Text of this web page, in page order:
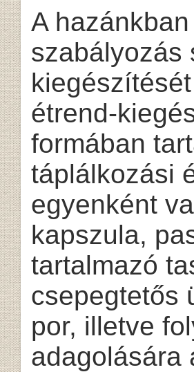
A
szabályozás
étrend-
formában
táplálkozási
egyenként
kapszula,
tartalmazó
csepegtetős
por, illetve
adagolására